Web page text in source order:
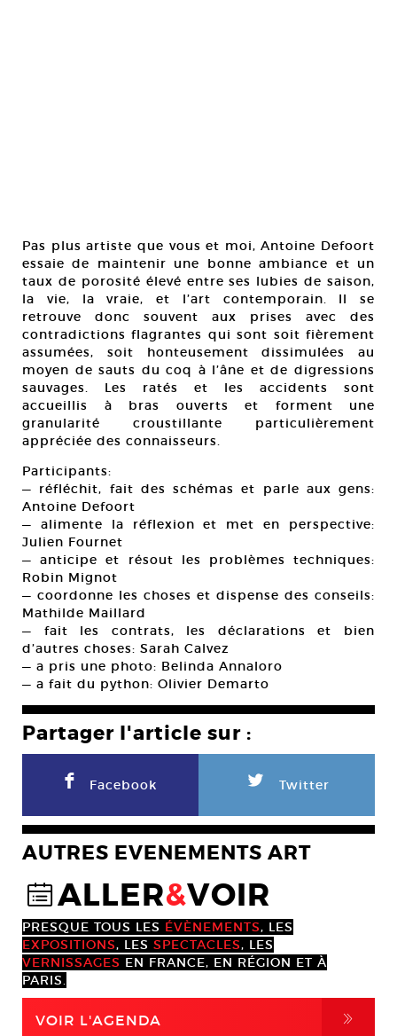
Pas plus artiste que vous et moi, Antoine Defoort
essaie de maintenir une bonne ambiance et un
taux de porosité élevé entre ses lubies de saison,
la vie, la vraie, et l’art contemporain. Il se
retrouve donc souvent aux prises avec des
contradictions flagrantes qui sont soit fièrement
assumées, soit honteusement dissimulées au
moyen de sauts du coq à l’âne et de digressions
sauvages. Les ratés et les accidents sont
accueillis à bras ouverts et forment une
granularité croustillante particulièrement
appréciée des connaisseurs.
Participants:
— réfléchit, fait des schémas et parle aux gens:
Antoine Defoort
— alimente la réflexion et met en perspective:
Julien Fournet
— anticipe et résout les problèmes techniques:
Robin Mignot
— coordonne les choses et dispense des conseils:
Mathilde Maillard
— fait les contrats, les déclarations et bien
d’autres choses: Sarah Calvez
— a pris une photo: Belinda Annaloro
— a fait du python: Olivier Demarto
Partager l'article sur :
F Facebook L Twitter
AUTRES EVENEMENTS ART
@ALLER&VOIR
PRESQUE TOUS LES ÉVÈNEMENTS, LES
EXPOSITIONS, LES SPECTACLES, LES
VERNISSAGES EN FRANCE, EN RÉGION ET À
PARIS.
VOIR L'AGENDA ,